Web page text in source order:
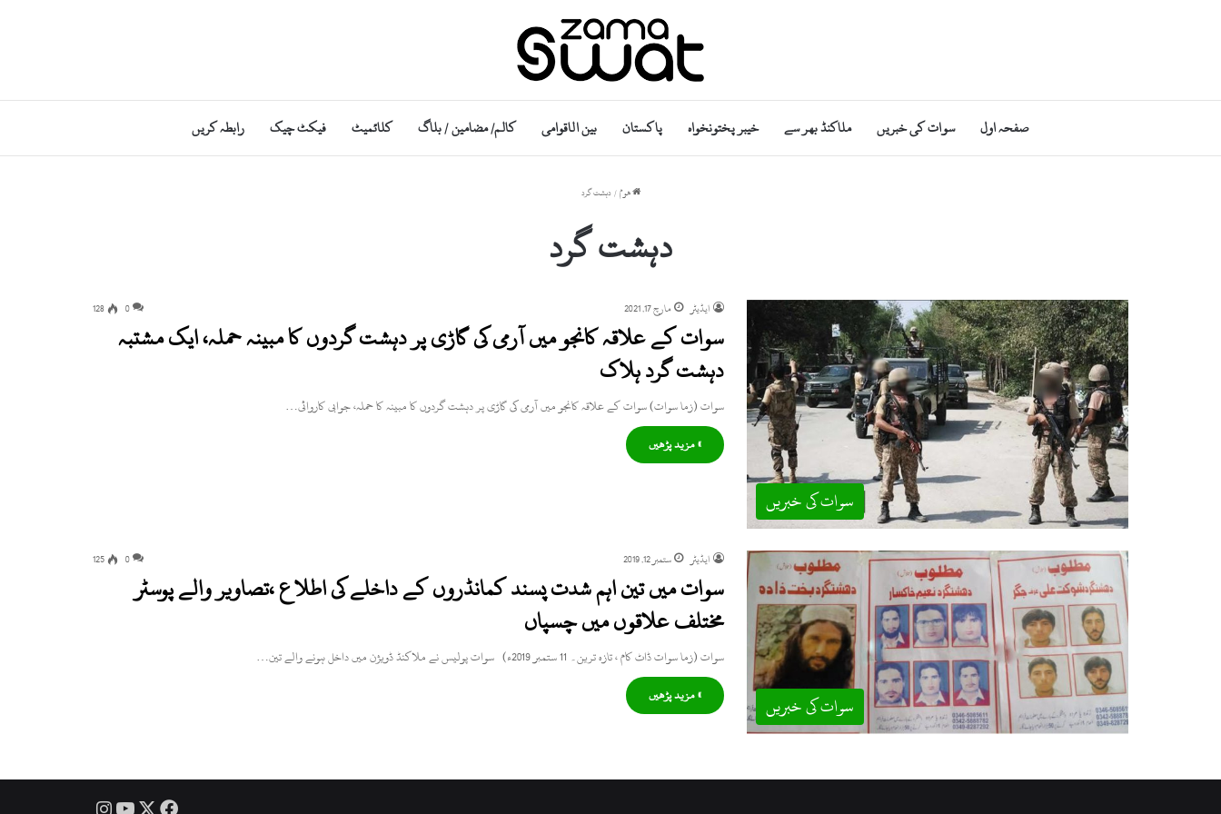
صفحہ اول سوات کی خبریں ملاکنڈ بھر سے خیبر پختونخواہ پاکستان بین الاقوامی کالم/ مضامین / بلاگ کلائمیٹ فیکٹ چیک رابطہ کریں
ھوم / دہشت گرد
دہشت گرد
سوات کی خبریں
ایڈیٹر مارچ 17, 2021 0
128
سوات کے علاقہ کانجو میں آرمی کی گاڑی پر دہشت گردوں کا مبینہ حملہ، ایک مشتبہ
دہشت گرد ہلاک
سوات (زما سوات) سوات کے علاقہ کانجو میں آرمی کی گاڑی پر دہشت گردوں کا مبینہ کا حملہ، جوابی کاروائی…
» مزید پڑھیں
سوات کی خبریں
ایڈیٹر ستمبر 12, 2019 0
125
سوات میں تین اہم شدت پسند کمانڈروں کے داخلے کی اطلاع ،تصاویر والے پوسٹر
مختلف علاقوں میں چسپاں
سوات (زما سوات ڈاٹ کام ، تازہ ترین۔ 11 ستمبر 2019ء) سوات پولیس نے ملاکنڈ ڈویژن میں داخل ہونے والے تین…
» مزید پڑھیں
Facebook
X
YouTube